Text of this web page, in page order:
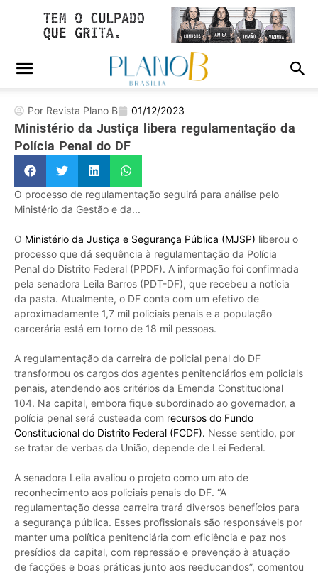
Por Revista Plano B 01/12/2023
Ministério da Justiça libera regulamentação da
Polícia Penal do DF
O processo de regulamentação seguirá para análise pelo
Ministério da Gestão e da...
O Ministério da Justiça e Segurança Pública (MJSP) liberou o
processo que dá sequência à regulamentação da Polícia
Penal do Distrito Federal (PPDF). A informação foi confirmada
pela senadora Leila Barros (PDT-DF), que recebeu a notícia
da pasta. Atualmente, o DF conta com um efetivo de
aproximadamente 1,7 mil policiais penais e a população
carcerária está em torno de 18 mil pessoas.
A regulamentação da carreira de policial penal do DF
transformou os cargos dos agentes penitenciários em policiais
penais, atendendo aos critérios da Emenda Constitucional
104. Na capital, embora fique subordinado ao governador, a
polícia penal será custeada com recursos do Fundo
Constitucional do Distrito Federal (FCDF). Nesse sentido, por
se tratar de verbas da União, depende de Lei Federal.
A senadora Leila avaliou o projeto como um ato de
reconhecimento aos policiais penais do DF. “A
regulamentação dessa carreira trará diversos benefícios para
a segurança pública. Esses profissionais são responsáveis por
manter uma política penitenciária com eficiência e paz nos
presídios da capital, com repressão e prevenção à atuação
de facções e boas práticas junto aos reeducandos”, comentou